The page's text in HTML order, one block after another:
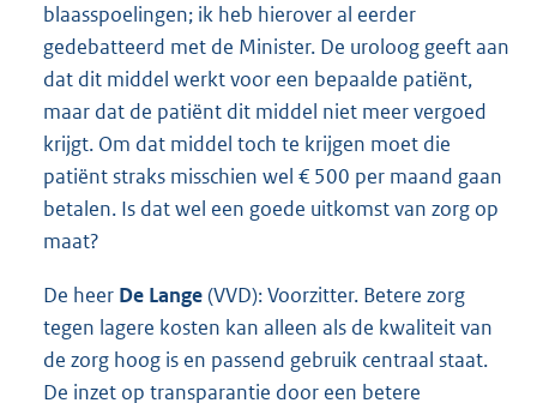
blaasspoelingen; ik heb hierover al eerder
gedebatteerd met de Minister. De uroloog geeft aan
dat dit middel werkt voor een bepaalde patiënt,
maar dat de patiënt dit middel niet meer vergoed
krijgt. Om dat middel toch te krijgen moet die
patiënt straks misschien wel € 500 per maand gaan
betalen. Is dat wel een goede uitkomst van zorg op
maat?
De heer De Lange(VVD): Voorzitter. Betere zorg
tegen lagere kosten kan alleen als de kwaliteit van
de zorg hoog is en passend gebruik centraal staat.
De inzet op transparantie door een betere